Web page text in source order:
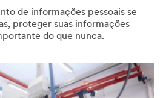
de informações pessoais se
proteger suas informações
do que nunca.